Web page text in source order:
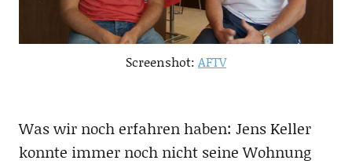
Screenshot: AFTV
Was wir noch erfahren haben: Jens Keller
konnte immer noch nicht seine Wohnung